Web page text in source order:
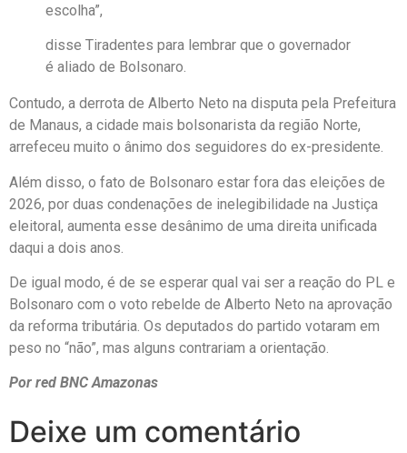
escolha”,
disse Tiradentes para lembrar que o governador
é aliado de Bolsonaro.
Contudo, a derrota de Alberto Neto na disputa pela Prefeitura
de Manaus, a cidade mais bolsonarista da região Norte,
arrefeceu muito o ânimo dos seguidores do ex-presidente.
Além disso, o fato de Bolsonaro estar fora das eleições de
2026, por duas condenações de inelegibilidade na Justiça
eleitoral, aumenta esse desânimo de uma direita unificada
daqui a dois anos.
De igual modo, é de se esperar qual vai ser a reação do PL e
Bolsonaro com o voto rebelde de Alberto Neto na aprovação
da reforma tributária. Os deputados do partido votaram em
peso no “não”, mas alguns contrariam a orientação.
Por red BNC Amazonas
Deixe um comentário